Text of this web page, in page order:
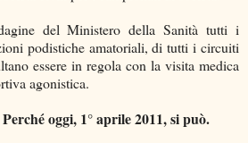
del Ministero della Sanità tutti i
podistiche amatoriali, di tutti i circuiti
essere in regola con la visita medica
agonistica.
oggi, 1° aprile 2011, si può.